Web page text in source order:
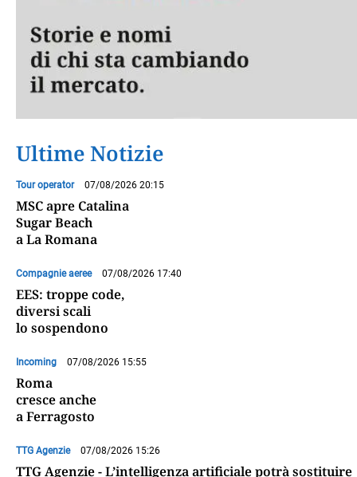
Ultime Notizie
Tour operator 07/08/2026 20:15
MSC apre Catalina
Sugar Beach
a La Romana
Compagnie aeree 07/08/2026 17:40
EES: troppe code,
diversi scali
lo sospendono
Incoming 07/08/2026 15:55
Roma
cresce anche
a Ferragosto
TTG Agenzie 07/08/2026 15:26
TTG Agenzie - L’intelligenza artificiale potrà sostituire